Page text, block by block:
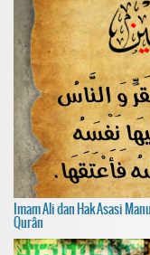
Imam Ali dan Hak Asasi
Qurân